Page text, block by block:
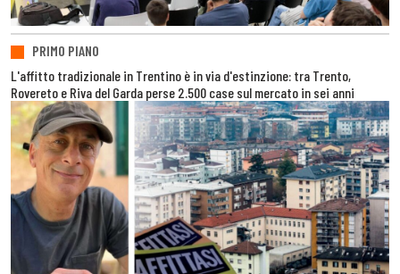
PRIMO PIANO
L'affitto tradizionale in Trentino è in via d'estinzione: tra Trento,
Rovereto e Riva del Garda perse 2.500 case sul mercato in sei anni